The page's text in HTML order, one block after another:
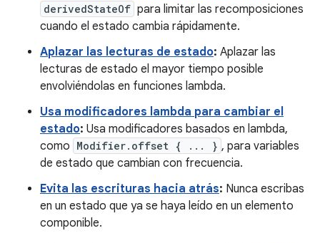
derivedStateOf para limitar las recomposiciones
cuando el estado cambia rápidamente.
Aplazar las lecturas de estado: Aplazar las
lecturas de estado el mayor tiempo posible
envolviéndolas en funciones lambda.
Usa modificadores lambda para cambiar el
estado: Usa modificadores basados en lambda,
como Modifier.offset { ... } , para variables
de estado que cambian con frecuencia.
Evita las escrituras hacia atrás: Nunca escribas
en un estado que ya se haya leído en un elemento
componible.